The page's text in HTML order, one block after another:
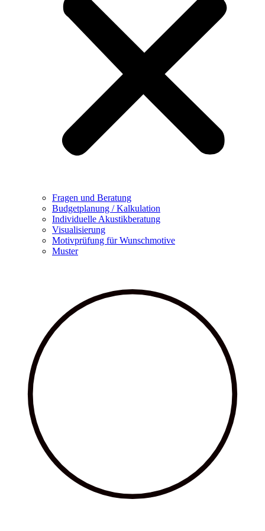
Fragen und Beratung
Budgetplanung / Kalkulation
Individuelle Akustikberatung
Visualisierung
Motivprüfung für Wunschmotive
Muster